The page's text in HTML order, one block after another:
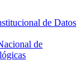
de Datos
de